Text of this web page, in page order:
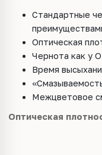
Стандартные
Оптическая
Чернота как у
Время
Межцветовое
Оптическая